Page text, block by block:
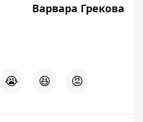
Варвара Грекова
😭 😆 😡